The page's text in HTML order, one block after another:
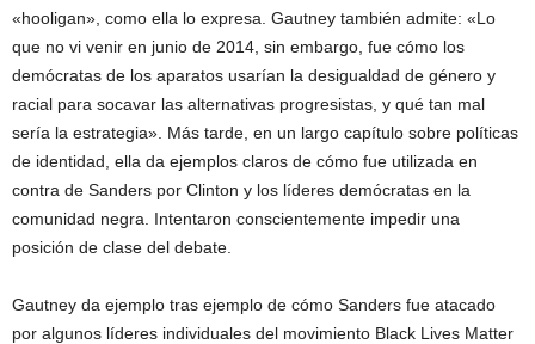
«hooligan», como ella lo expresa. Gautney también admite: «Lo
que no vi venir en junio de 2014, sin embargo, fue cómo los
demócratas de los aparatos usarían la desigualdad de género y
racial para socavar las alternativas progresistas, y qué tan mal
sería la estrategia». Más tarde, en un largo capítulo sobre políticas
de identidad, ella da ejemplos claros de cómo fue utilizada en
contra de Sanders por Clinton y los líderes demócratas en la
comunidad negra. Intentaron conscientemente impedir una
posición de clase del debate.
Gautney da ejemplo tras ejemplo de cómo Sanders fue atacado
por algunos líderes individuales del movimiento Black Lives Matter